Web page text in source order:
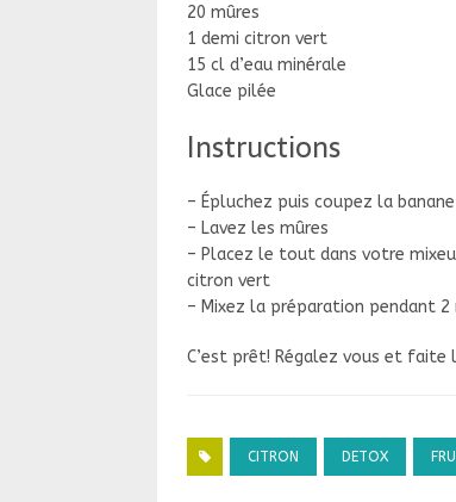
20 mûres
1 demi citron vert
15 cl d’eau minérale
Glace pilée
Instructions
– Épluchez puis coupez la
– Lavez les mûres
– Placez le tout dans votre
citron vert
– Mixez la préparation pendant 2
C’est prêt! Régalez vous et faite
CITRON DETOX